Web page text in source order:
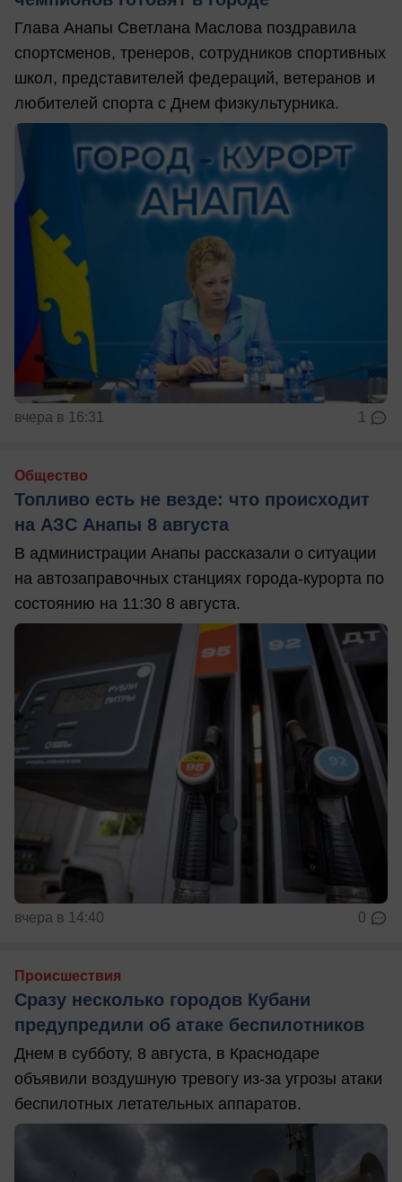
Глава Анапы Светлана Маслова поздравила
спортсменов, тренеров, сотрудников спортивных
школ, представителей федераций, ветеранов и
любителей спорта с Днем физкультурника.
вчера в 16:31 1
Общество
Топливо есть не везде: что происходит
на АЗС Анапы 8 августа
В администрации Анапы рассказали о ситуации
на автозаправочных станциях города-курорта по
состоянию на 11:30 8 августа.
вчера в 14:40 0
Происшествия
Сразу несколько городов Кубани
предупредили об атаке беспилотников
Днем в субботу, 8 августа, в Краснодаре
объявили воздушную тревогу из-за угрозы атаки
беспилотных летательных аппаратов.